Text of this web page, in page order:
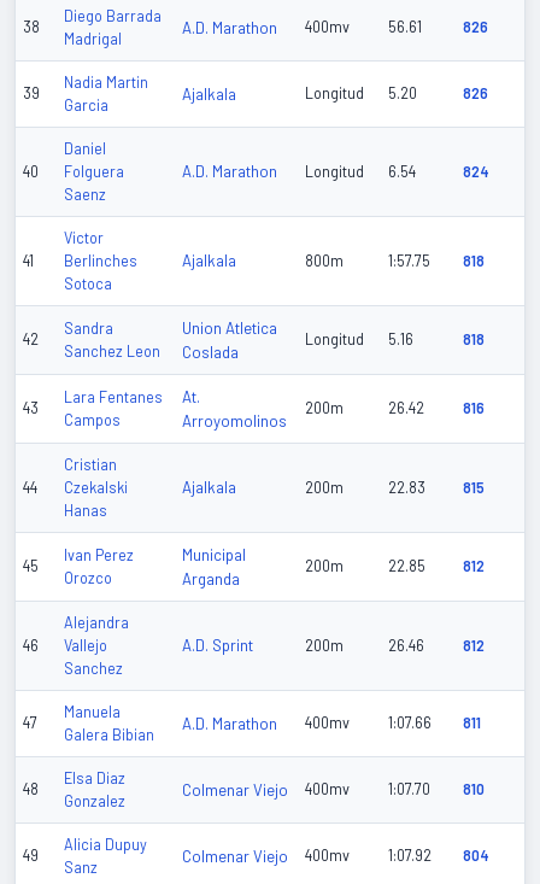
38
Diego Barrada
Madrigal
A.D. Marathon 400mv 56.61 826
39
Nadia Martin
Garcia
Ajalkala Longitud 5.20 826
40
Daniel
Folguera
Saenz
A.D. Marathon Longitud 6.54 824
41
Victor
Berlinches
Sotoca
Ajalkala 800m 1:57.75 818
42
Sandra
Sanchez Leon
Union Atletica
Coslada
Longitud 5.16 818
43
Lara Fentanes
Campos
At.
Arroyomolinos
200m 26.42 816
44
Cristian
Czekalski
Hanas
Ajalkala 200m 22.83 815
45
Ivan Perez
Orozco
Municipal
Arganda
200m 22.85 812
46
Alejandra
Vallejo
Sanchez
A.D. Sprint 200m 26.46 812
47
Manuela
Galera Bibian
A.D. Marathon 400mv 1:07.66 811
48
Elsa Diaz
Gonzalez
Colmenar Viejo 400mv 1:07.70 810
49
Alicia Dupuy
Sanz
Colmenar Viejo 400mv 1:07.92 804